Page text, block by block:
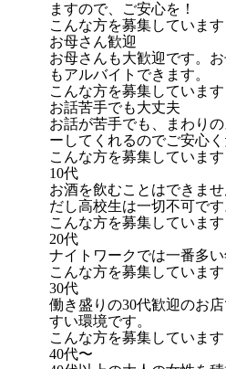
ますので、ご安心を！
こんな方を募集しています
お母さん歓迎
お母さんも大歓迎です。
もアルバイトできます。
こんな方を募集しています
お話苦手でも大丈夫
お話が苦手でも、まわり
ーしてくれるのでご安心く
こんな方を募集しています
10代
お酒を飲むことはできま
だし高校生は一切不可です
こんな方を募集しています
20代
ナイトワークでは一番多い
こんな方を募集しています
30代
働き盛りの30代歓迎のお
すい環境です。
こんな方を募集しています
40代〜